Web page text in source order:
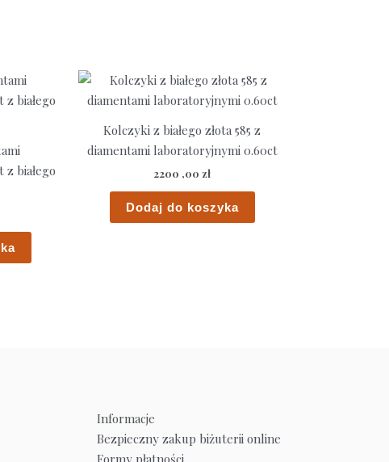
białego
Kolczyki z białego złota 585 z
diamentami laboratoryjnymi 0.60ct
2200 ,00 zł
Dodaj do koszyka
Informacje
Bezpieczny zakup biżuterii online
Formy płatności